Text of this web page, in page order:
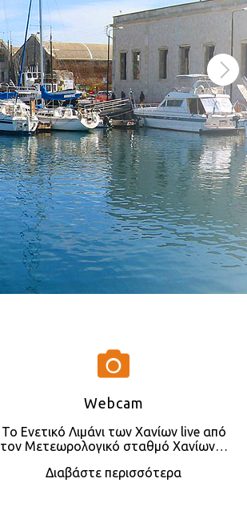
Webcam
Το Ενετικό Λιμάνι των Χανίων live από
τον Μετεωρολογικό σταθμό Χανίων…
Διαβάστε περισσότερα